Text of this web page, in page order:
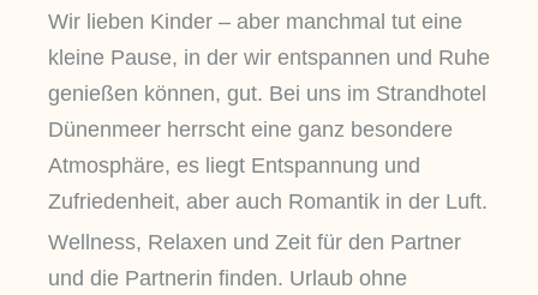
Wir lieben Kinder – aber manchmal tut eine
kleine Pause, in der wir entspannen und Ruhe
genießen können, gut. Bei uns im Strandhotel
Dünenmeer herrscht eine ganz besondere
Atmosphäre, es liegt Entspannung und
Zufriedenheit, aber auch Romantik in der Luft.
Wellness, Relaxen und Zeit für den Partner
und die Partnerin finden. Urlaub ohne